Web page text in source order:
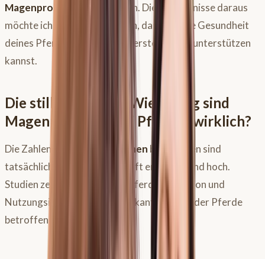
Magenprobleme
, zu sprechen. Die Erkenntnisse daraus
möchte ich heute mit dir teilen, damit du die Gesundheit
deines Pferdes noch besser verstehen und unterstützen
kannst.
Die stille Epidemie: Wie häufig sind
Magenprobleme bei Pferden wirklich?
Die Zahlen zu Magenproblemen bei Pferden sind
tatsächlich alarmierend und oft erschreckend hoch.
Studien zeigen, dass je nach Pferdepopulation und
Nutzungsintensität ein signifikanter Anteil der Pferde
betroffen ist.